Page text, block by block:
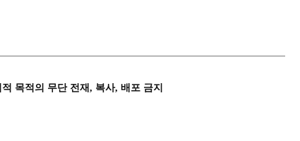
목적의 무단 전재, 복사, 배포 금지